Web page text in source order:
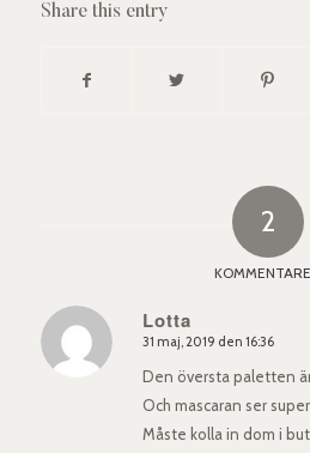
Share this entry
2
Lotta
says:
31 maj, 2019 den 16:36
Den översta paletten
Och mascaran ser
Måste kolla in dom i